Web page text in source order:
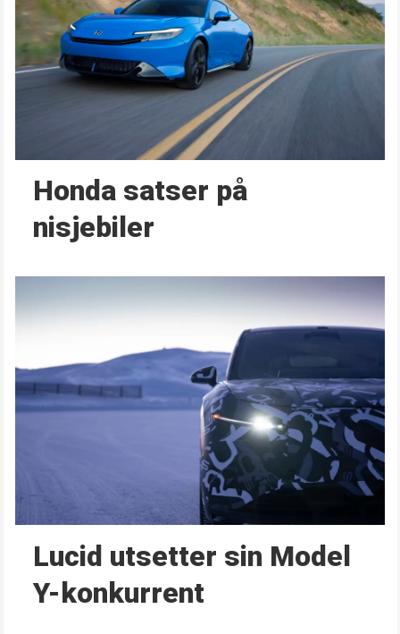
Honda satser på
nisjebiler
Lucid utsetter sin Model
Y-konkurrent